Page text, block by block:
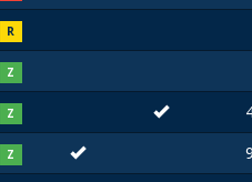
R
Z
Z
Z